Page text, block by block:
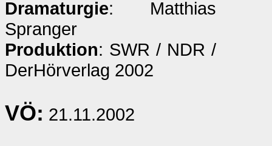
Dramaturgie: Matthias
Spranger
Produktion: SWR / NDR /
DerHörverlag 2002
VÖ: 21.11.2002